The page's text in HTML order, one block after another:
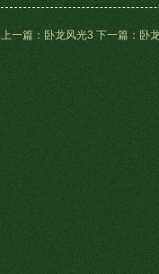
上一篇：卧龙风光3 下一篇：卧